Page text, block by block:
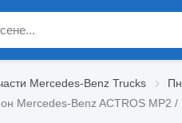
Mercedes-Benz Trucks
Mercedes-Benz ACTROS MP2 /